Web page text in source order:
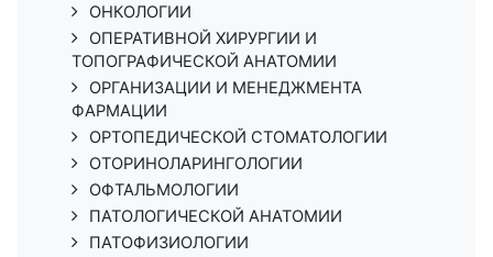
ОНКОЛОГИИ
ОПЕРАТИВНОЙ ХИРУРГИИ И
ТОПОГРАФИЧЕСКОЙ АНАТОМИИ
ОРГАНИЗАЦИИ И МЕНЕДЖМЕНТА
ФАРМАЦИИ
ОРТОПЕДИЧЕСКОЙ СТОМАТОЛОГИИ
ОТОРИНОЛАРИНГОЛОГИИ
ОФТАЛЬМОЛОГИИ
ПАТОЛОГИЧЕСКОЙ АНАТОМИИ
ПАТОФИЗИОЛОГИИ